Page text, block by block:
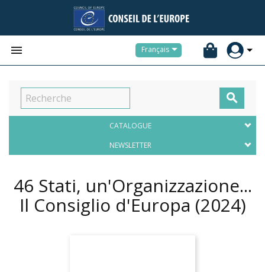
 Français

CATALOGUE
NEWSLETTER
46 Stati, un'Organizzazione...
Il Consiglio d'Europa (2024)